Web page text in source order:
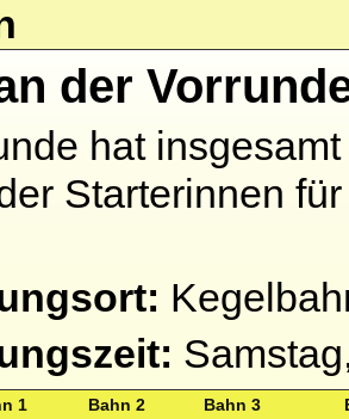
der
hat
Starterinnen
1 Bahn 2 Bahn 3